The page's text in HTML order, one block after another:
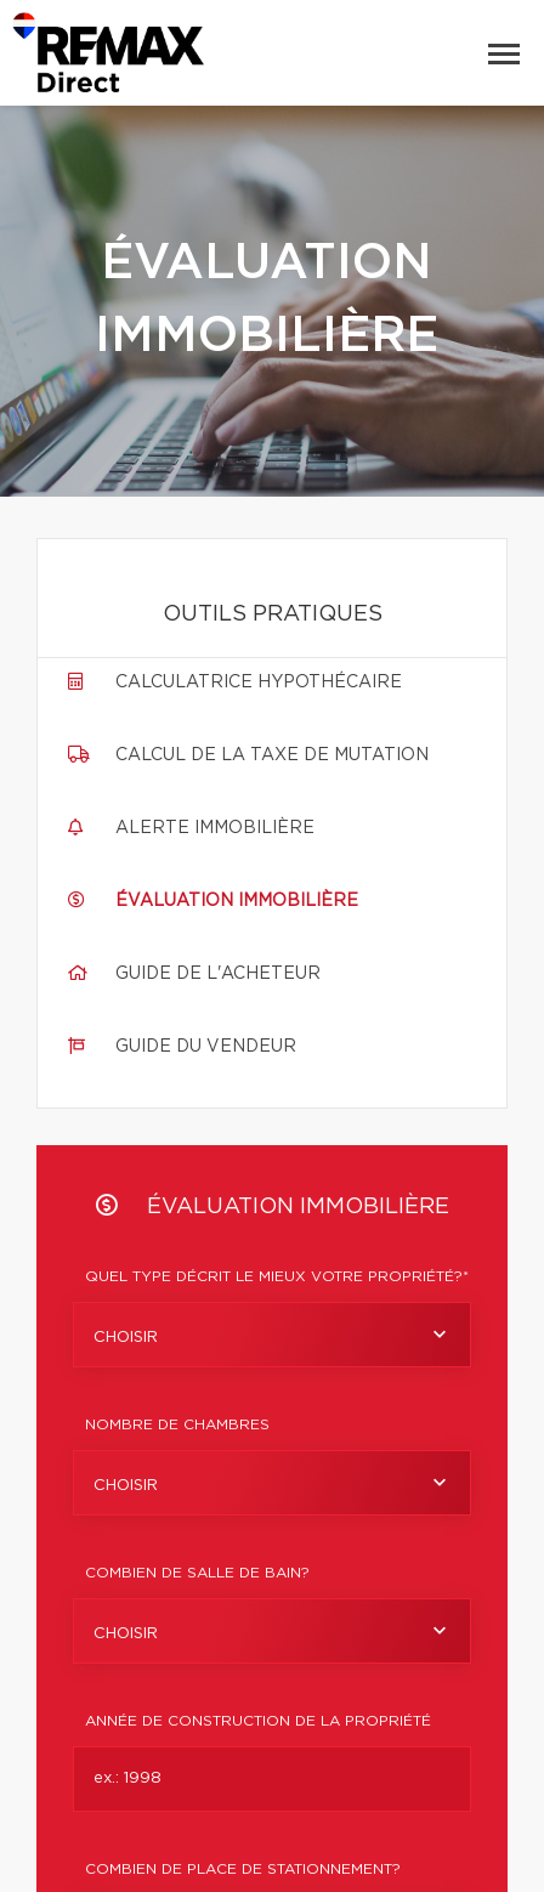
ÉVALUATION
IMMOBILIÈRE
OUTILS PRATIQUES
CALCULATRICE HYPOTHÉCAIRE
CALCUL DE LA TAXE DE MUTATION
ALERTE IMMOBILIÈRE
ÉVALUATION IMMOBILIÈRE
GUIDE DE L'ACHETEUR
GUIDE DU VENDEUR
ÉVALUATION IMMOBILIÈRE
QUEL TYPE DÉCRIT LE MIEUX VOTRE PROPRIÉTÉ?*
CHOISIR
NOMBRE DE CHAMBRES
CHOISIR
COMBIEN DE SALLE DE BAIN?
CHOISIR
ANNÉE DE CONSTRUCTION DE LA PROPRIÉTÉ
COMBIEN DE PLACE DE STATIONNEMENT?